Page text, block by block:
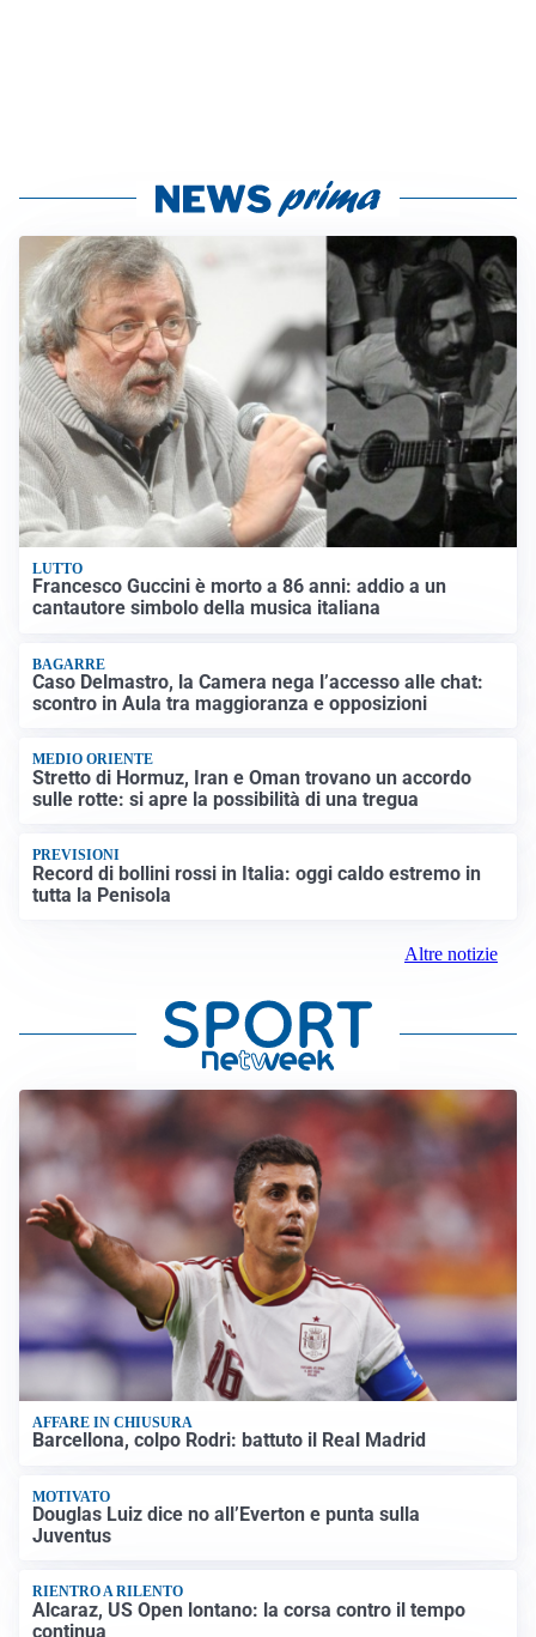
LUTTO
Francesco Guccini è morto a 86 anni: addio a un
cantautore simbolo della musica italiana
BAGARRE
Caso Delmastro, la Camera nega l’accesso alle chat:
scontro in Aula tra maggioranza e opposizioni
MEDIO ORIENTE
Stretto di Hormuz, Iran e Oman trovano un accordo
sulle rotte: si apre la possibilità di una tregua
PREVISIONI
Record di bollini rossi in Italia: oggi caldo estremo in
tutta la Penisola
Altre notizie
AFFARE IN CHIUSURA
Barcellona, colpo Rodri: battuto il Real Madrid
MOTIVATO
Douglas Luiz dice no all’Everton e punta sulla
Juventus
RIENTRO A RILENTO
Alcaraz, US Open lontano: la corsa contro il tempo
continua